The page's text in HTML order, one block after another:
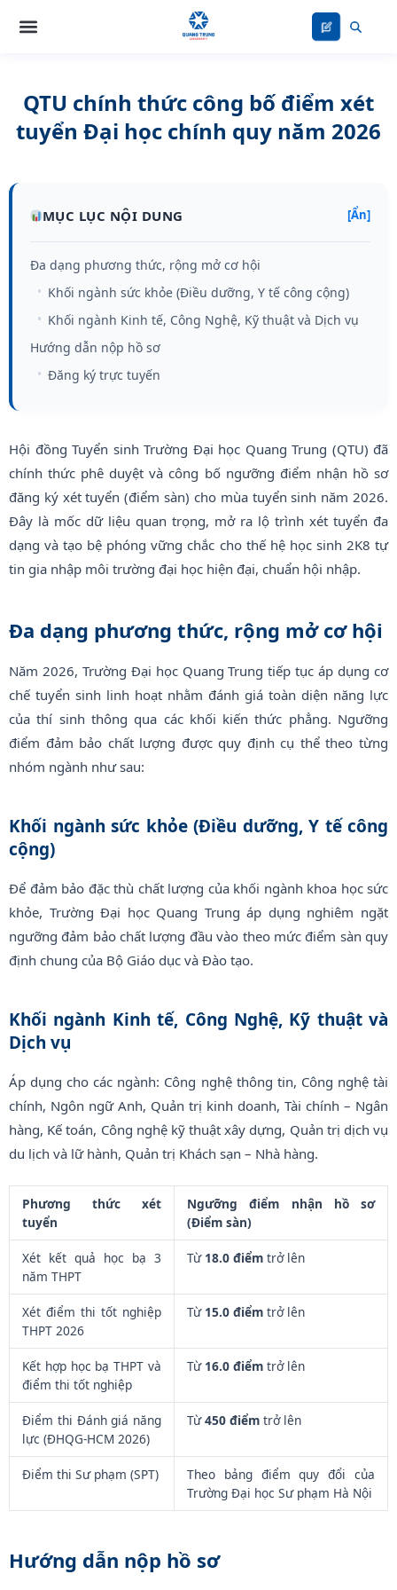
QTU chính thức công bố điểm xét
tuyển Đại học chính quy năm 2026
MỤC LỤC NỘI DUNG [Ẩn]
Đa dạng phương thức, rộng mở cơ hội
Khối ngành sức khỏe (Điều dưỡng, Y tế công cộng)
Khối ngành Kinh tế, Công Nghệ, Kỹ thuật và Dịch vụ
Hướng dẫn nộp hồ sơ
Đăng ký trực tuyến
Hội đồng Tuyển sinh Trường Đại học Quang Trung (QTU) đã
chính thức phê duyệt và công bố ngưỡng điểm nhận hồ sơ
đăng ký xét tuyển (điểm sàn) cho mùa tuyển sinh năm 2026.
Đây là mốc dữ liệu quan trọng, mở ra lộ trình xét tuyển đa
dạng và tạo bệ phóng vững chắc cho thế hệ học sinh 2K8 tự
tin gia nhập môi trường đại học hiện đại, chuẩn hội nhập.
Đa dạng phương thức, rộng mở cơ hội
Năm 2026, Trường Đại học Quang Trung tiếp tục áp dụng cơ
chế tuyển sinh linh hoạt nhằm đánh giá toàn diện năng lực
của thí sinh thông qua các khối kiến thức phẳng. Ngưỡng
điểm đảm bảo chất lượng được quy định cụ thể theo từng
nhóm ngành như sau:
Khối ngành sức khỏe (Điều dưỡng, Y tế công
cộng)
Để đảm bảo đặc thù chất lượng của khối ngành khoa học sức
khỏe, Trường Đại học Quang Trung áp dụng nghiêm ngặt
ngưỡng đảm bảo chất lượng đầu vào theo mức điểm sàn quy
định chung của Bộ Giáo dục và Đào tạo.
Khối ngành Kinh tế, Công Nghệ, Kỹ thuật và
Dịch vụ
Áp dụng cho các ngành: Công nghệ thông tin, Công nghệ tài
chính, Ngôn ngữ Anh, Quản trị kinh doanh, Tài chính – Ngân
hàng, Kế toán, Công nghệ kỹ thuật xây dựng, Quản trị dịch vụ
du lịch và lữ hành, Quản trị Khách sạn – Nhà hàng.
Phương thức xét
tuyển
Ngưỡng điểm nhận hồ sơ
(Điểm sàn)
Xét kết quả học bạ 3
năm THPT
Từ 18.0 điểmtrở lên
Xét điểm thi tốt nghiệp
THPT 2026
Từ 15.0 điểmtrở lên
Kết hợp học bạ THPT và
điểm thi tốt nghiệp
Từ 16.0 điểmtrở lên
Điểm thi Đánh giá năng
lực (ĐHQG-HCM 2026)
Từ450 điểmtrở lên
Điểm thi Sư phạm (SPT)
Theo bảng điểm quy đổi của
Trường Đại học Sư phạm Hà Nội
Hướng dẫn nộp hồ sơ